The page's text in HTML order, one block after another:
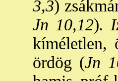
3,3)
Jn 10,12).
kíméletlen,
ördög (Jn